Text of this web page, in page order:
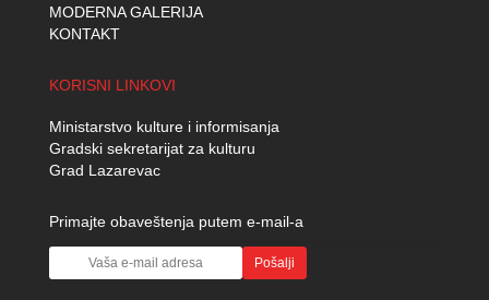
MODERNA GALERIJA
KONTAKT
KORISNI LINKOVI
Ministarstvo kulture i informisanja
Gradski sekretarijat za kulturu
Grad Lazarevac
Primajte obaveštenja putem e-mail-a
Pošalji